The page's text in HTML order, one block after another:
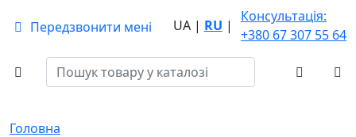
Передзвонити мені UA | RU |
Консультація:
+380 67 307 55 64
Головна